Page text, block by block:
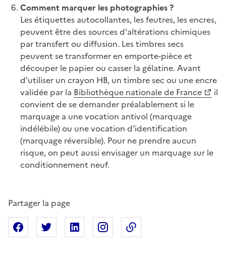
Comment marquer les photographies ?
Les étiquettes autocollantes, les feutres, les encres,
peuvent être des sources d'altérations chimiques
par transfert ou diffusion. Les timbres secs
peuvent se transformer en emporte-pièce et
découper le papier ou casser la gélatine. Avant
d'utiliser un crayon HB, un timbre sec ou une encre
validée par la Bibliothèque nationale de France
il
convient de se demander préalablement si le
marquage a une vocation antivol (marquage
indélébile) ou une vocation d'identification
(marquage réversible). Pour ne prendre aucun
risque, on peut aussi envisager un marquage sur le
conditionnement neuf.
Partager la page
Partager sur Facebook
Partager sur XPartager sur Linkedin
Partager sur Instagram